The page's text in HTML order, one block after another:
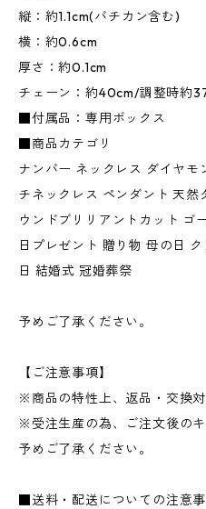
縦：約1.1cm(バチカン含む)
横：約0.6cm
厚さ：約0.1cm
チェーン：約40cm/調整時約
■付属品：専用ボックス
■商品カテゴリ
ナンバー ネックレス ダイヤ
チネックレス ペンダント 天然
ウンドブリリアントカット ゴ
日プレゼント 贈り物 母の日
日 結婚式 冠婚葬祭
予めご了承ください。
【ご注意事項】
※商品の特性上、返品・交換対
※受注生産の為、ご注文後のキ
予めご了承ください。
■送料・配送についての注意